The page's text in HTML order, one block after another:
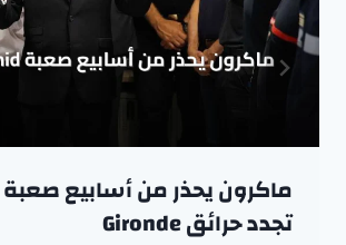
تجدد حرائق Gironde